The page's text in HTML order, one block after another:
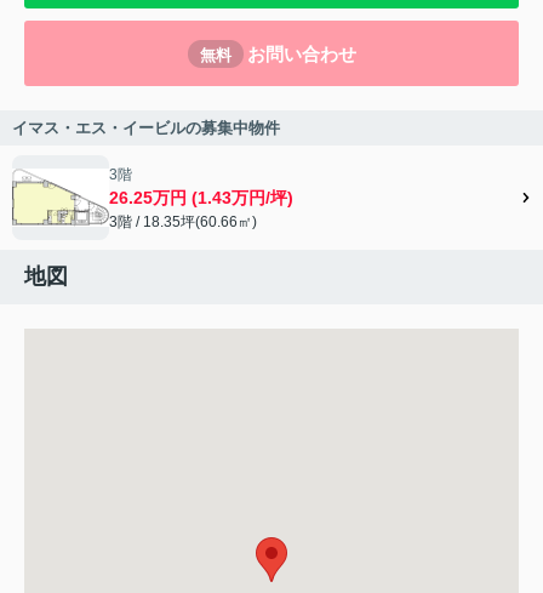
無料 お問い合わせ
イマス・エス・イービルの募集中物件
3階
26.25万円 (1.43万円/坪)
3階 / 18.35坪(60.66㎡)
地図